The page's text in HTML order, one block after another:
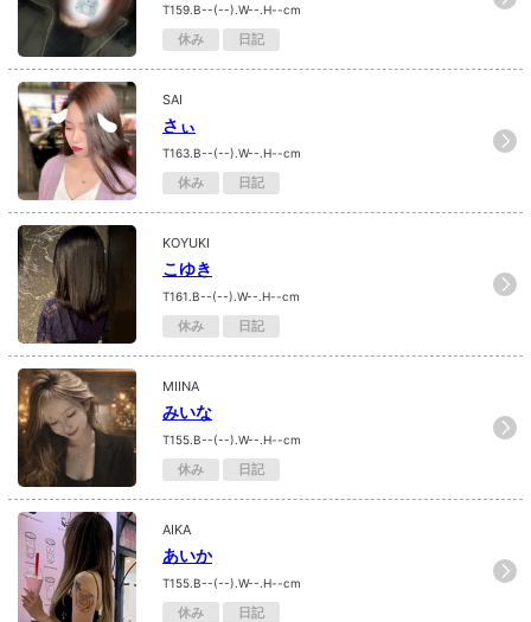
T159.B--(--).W--.H--cm
休み 日記
SAI
さぃ
T163.B--(--).W--.H--cm
休み 日記
KOYUKI
こゆき
T161.B--(--).W--.H--cm
休み 日記
MIINA
みいな
T155.B--(--).W--.H--cm
休み 日記
AIKA
あいか
T155.B--(--).W--.H--cm
休み 日記